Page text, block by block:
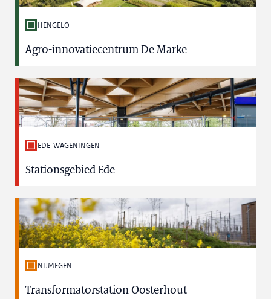
HENGELO
Agro-innovatiecentrum De Marke
EDE-WAGENINGEN
Stationsgebied Ede
NIJMEGEN
Transformatorstation Oosterhout